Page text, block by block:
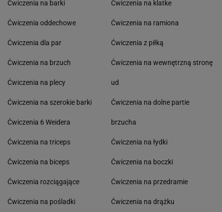
Ćwiczenia na barki
Ćwiczenia oddechowe
Ćwiczenia dla par
Ćwiczenia na brzuch
Ćwiczenia na plecy
Ćwiczenia na szerokie barki
Ćwiczenia 6 Weidera
Ćwiczenia na triceps
Ćwiczenia na biceps
Ćwiczenia rozciągające
Ćwiczenia na pośladki
Ćwiczenia na klatke
Ćwiczenia na ramiona
Ćwiczenia z piłką
Ćwiczenia na wewnętrzną stronę
ud
Ćwiczenia na dolne partie
brzucha
Ćwiczenia na łydki
Ćwiczenia na boczki
Ćwiczenia na przedramie
Ćwiczenia na drążku